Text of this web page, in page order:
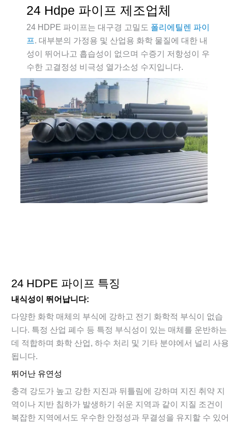
24 Hdpe 파이프 제조업체
24 HDPE 파이프는 대구경 고밀도 폴리에틸렌 파이
프. 대부분의 가정용 및 산업용 화학 물질에 대한 내
성이 뛰어나고 흡습성이 없으며 수증기 저항성이 우
수한 고결정성 비극성 열가소성 수지입니다.
24 HDPE 파이프 특징
내식성이 뛰어납니다:
다양한 화학 매체의 부식에 강하고 전기 화학적 부식이 없습
니다. 특정 산업 폐수 등 특정 부식성이 있는 매체를 운반하는
데 적합하며 화학 산업, 하수 처리 및 기타 분야에서 널리 사
됩니다.
뛰어난 유연성
충격 강도가 높고 강한 지진과 뒤틀림에 강하며 지진 취약 지
역이나 지반 침하가 발생하기 쉬운 지역과 같이 지질 조건이
복잡한 지역에서도 우수한 안정성과 무결성을 유지할 수 있